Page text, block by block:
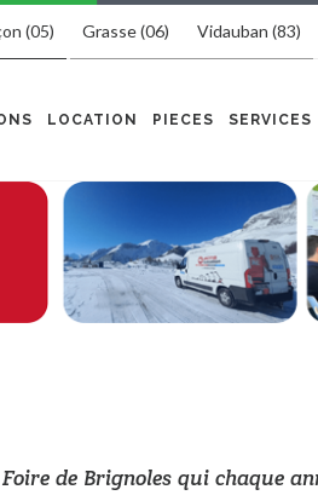
(05) Grasse (06) Vidauban (83)
LOCATION PIECES SERVICES
de Brignoles qui chaque